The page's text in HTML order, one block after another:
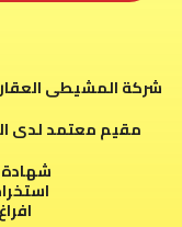
شركة المشيطى العقارية خبرة اكثر
مقيم معتمد لدى
شهادة